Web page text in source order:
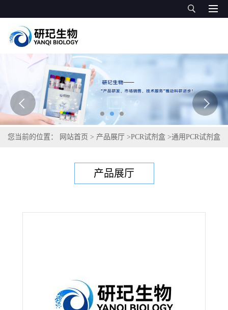
您当前的位置： 网站首页 > 产品展厅 >PCR试剂盒 >通用PCR试剂盒
产品展厅